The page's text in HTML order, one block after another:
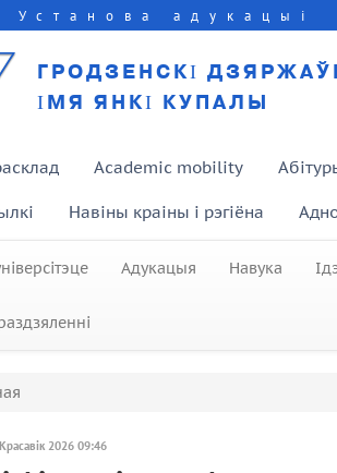
Установа адукацыі
ГРОДЗЕНСКІ
ІМЯ ЯНКІ КУПАЛЫ
Academic mobility
Навіны краіны і рэгіёна
Адукацыя Навука
2026 09:46